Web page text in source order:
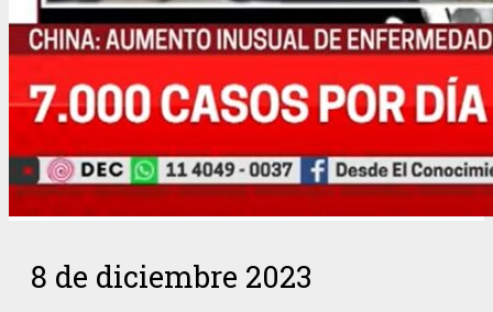
8 de diciembre 2023